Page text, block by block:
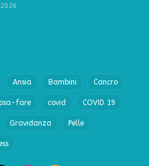
Ansia Bambini Cancro
fare covid COVID 19
Gravidanza Pelle